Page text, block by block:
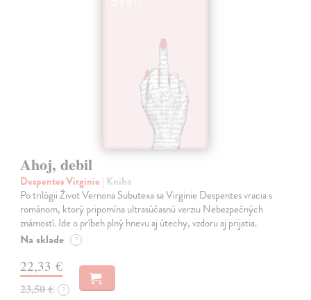
Ahoj, debil
Despentes Virginie | Kniha
Po trilógii Život Vernona Subutexa sa Virginie Despentes vracia s
románom, ktorý pripomína ultrasúčasnú verziu Nebezpečných
známostí. Ide o príbeh plný hnevu aj útechy, vzdoru aj prijatia.
Na sklade ?
22,33 €
23,50 € ?